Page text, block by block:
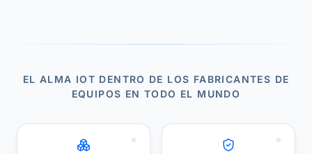
EL ALMA IOT DENTRO DE LOS FABRICANTES DE
EQUIPOS EN TODO EL MUNDO